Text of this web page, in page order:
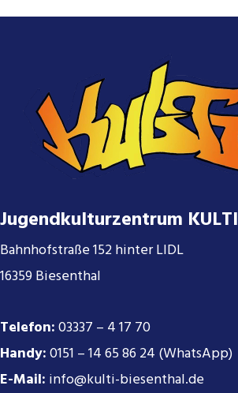
Jugendkulturzentrum KULTI
Bahnhofstraße 152 hinter LIDL
16359 Biesenthal
Telefon:03337 – 4 17 70
Handy:0151 – 14 65 86 24 (WhatsApp)
E-Mail: info@kulti-biesenthal.de